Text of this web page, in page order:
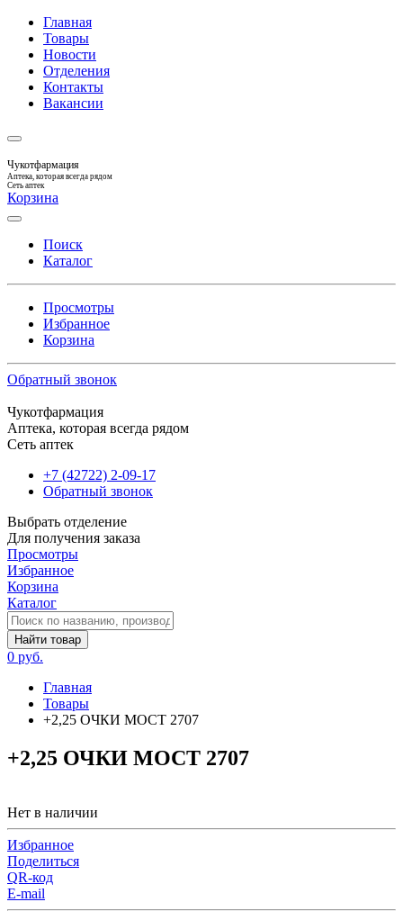
Главная
Товары
Новости
Отделения
Контакты
Вакансии
Чукотфармация
Аптека, которая всегда рядом
Сеть аптек
Корзина
Поиск
Каталог
Просмотры
Избранное
Корзина
Обратный звонок
Чукотфармация
Аптека, которая всегда рядом
Сеть аптек
+7 (42722) 2-09-17
Обратный звонок
Выбрать отделение
Для получения заказа
Просмотры
Избранное
Корзина
Каталог
Найти товар
0 руб.
Главная
Товары
+2,25 ОЧКИ MOCT 2707
+2,25 ОЧКИ MOCT 2707
Нет в наличии
Избранное
Поделиться
QR-код
E-mail